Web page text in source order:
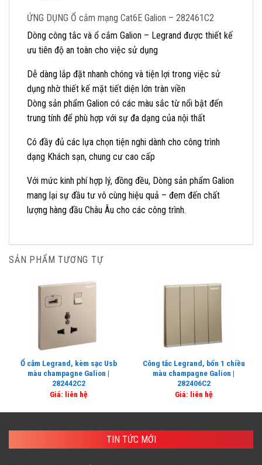
ỨNG DỤNG Ổ cắm mạng Cat6E Galion – 282461C2
Dòng công tắc và ổ cắm Galion – Legrand được thiết kế
ưu tiên độ an toàn cho việc sử dụng
Dễ dàng lắp đặt nhanh chóng và tiện lợi trong việc sử
dụng nhờ thiết kế mặt tiết diện lớn tràn viền
Dòng sản phẩm Galion có các màu sắc từ nổi bật đến
trung tính để phù hợp với sự đa dạng của nội thất
Có đầy đủ các lựa chọn tiện nghi dành cho công trình
dạng Khách sạn, chung cư cao cấp
Với mức kinh phí hợp lý, đồng đều, Dòng sản phẩm Galion
mang lại sự đầu tư vô cùng hiệu quả – đem đến chất
lượng hàng đầu Châu Âu cho các công trình.
SẢN PHẨM TƯƠNG TỰ
Ổ cắm Legrand, kèm sạc Usb
màu champagne Galion |
282442C2
Giá: liên hệ
Công tắc Legrand, bốn 1 chiều
màu champagne Galion |
282406C2
Giá: liên hệ
TIN TỨC MỚI